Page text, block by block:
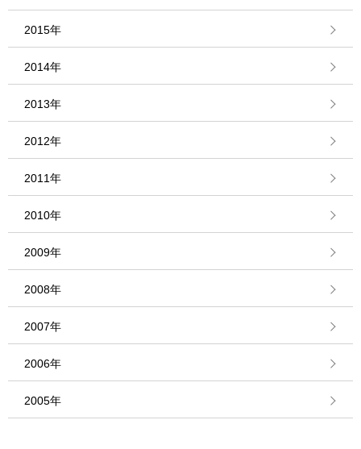
2015年
2014年
2013年
2012年
2011年
2010年
2009年
2008年
2007年
2006年
2005年